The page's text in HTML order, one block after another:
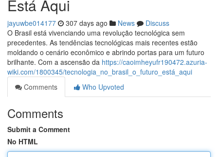
Está Aqui
jayuwbe014177 307 days ago News
Discuss
O Brasil está vivenciando uma revolução tecnológica sem
precedentes. As tendências tecnológicas mais recentes estão
moldando o cenário econômico e abrindo portas para um futuro
brilhante. Com a ascensão da https://caoimheyufr190472.azuria-
wiki.com/1800345/tecnologia_no_brasil_o_futuro_está_aqui
Comments
Who Upvoted
Comments
Submit a Comment
No HTML